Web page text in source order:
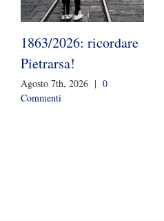
1863/2026: ricordare
Pietrarsa!
Agosto 7th, 2026 | 0
Commenti